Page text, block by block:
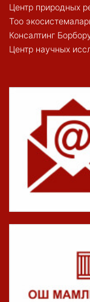
Центр природных
Тоо
Консалтинг
Центр научных